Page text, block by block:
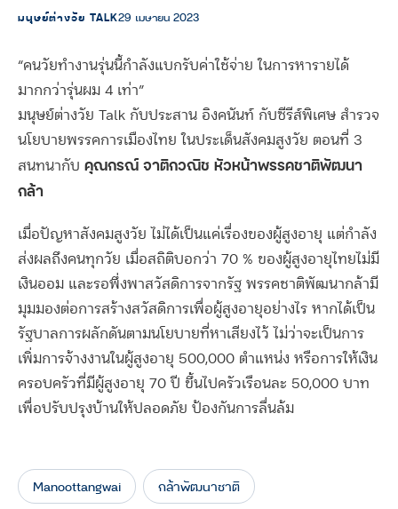
มนุษย์ต่างวัย TALK29 เมษายน 2023
“คนวัยทำงานรุ่นนี้กำลังแบกรับค่าใช้จ่าย ในการหารายได้
มากกว่ารุ่นผม 4 เท่า”
มนุษย์ต่างวัย Talk กับประสาน อิงคนันท์ กับซีรีส์พิเศษ สำรวจ
นโยบายพรรคการเมืองไทย ในประเด็นสังคมสูงวัย ตอนที่ 3
สนทนากับ คุณกรณ์ จาติกวณิช หัวหน้าพรรคชาติพัฒนา
กล้า
เมื่อปัญหาสังคมสูงวัย ไม่ได้เป็นแค่เรื่องของผู้สูงอายุ แต่กำลัง
ส่งผลถึงคนทุกวัย เมื่อสถิติบอกว่า 70 % ของผู้สูงอายุไทยไม่มี
เงินออม และรอพึ่งพาสวัสดิการจากรัฐ พรรคชาติพัฒนากล้ามี
มุมมองต่อการสร้างสวัสดิการเพื่อผู้สูงอายุอย่างไร หากได้เป็น
รัฐบาลการผลักดันตามนโยบายที่หาเสียงไว้ ไม่ว่าจะเป็นการ
เพิ่มการจ้างงานในผู้สูงอายุ 500,000 ตำแหน่ง หรือการให้เงิน
ครอบครัวที่มีผู้สูงอายุ 70 ปี ขึ้นไปครัวเรือนละ 50,000 บาท
เพื่อปรับปรุงบ้านให้ปลอดภัย ป้องกันการลื่นล้ม
Manoottangwai กล้าพัฒนาชาติ